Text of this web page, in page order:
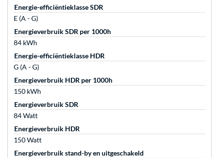
Energie-efficiëntieklasse SDR
E (A - G)
Energieverbruik SDR per 1000h
84 kWh
Energie-efficiëntieklasse HDR
G (A - G)
Energieverbruik HDR per 1000h
150 kWh
Energieverbruik SDR
84 Watt
Energieverbruik HDR
150 Watt
Energieverbruik stand-by en uitgeschakeld